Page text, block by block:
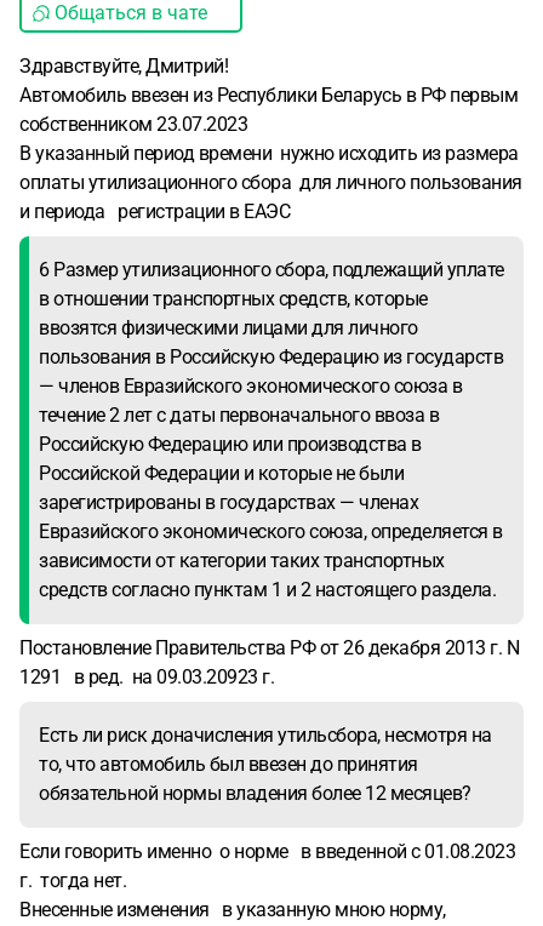
Общаться в чате
Здравствуйте, Дмитрий!
Автомобиль ввезен из Республики Беларусь в РФ первым
собственником 23.07.2023
В указанный период времени нужно исходить из размера
оплаты утилизационного сбора для личного пользования
и периода регистрации в ЕАЭС
6 Размер утилизационного сбора, подлежащий уплате
в отношении транспортных средств, которые
ввозятся физическими лицами для личного
пользования в Российскую Федерацию из государств
— членов Евразийского экономического союза в
течение 2 лет с даты первоначального ввоза в
Российскую Федерацию или производства в
Российской Федерации и которые не были
зарегистрированы в государствах — членах
Евразийского экономического союза, определяется в
зависимости от категории таких транспортных
средств согласно пунктам 1 и 2 настоящего раздела.
Постановление Правительства РФ от 26 декабря 2013 г. N
1291 в ред. на 09.03.20923 г.
Есть ли риск доначисления утильсбора, несмотря на
то, что автомобиль был ввезен до принятия
обязательной нормы владения более 12 месяцев?
Если говорить именно о норме в введенной с 01.08.2023
г. тогда нет.
Внесенные изменения в указанную мною норму,